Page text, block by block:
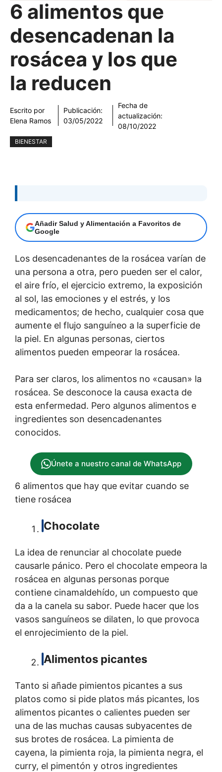
6 alimentos que
desencadenan la
rosácea y los que
la reducen
Escrito por
Elena Ramos
Publicación:
03/05/2022
Fecha de
actualización:
08/10/2022
BIENESTAR
Añadir Salud y Alimentación a Favoritos de
Google
Los desencadenantes de la rosácea varían de
una persona a otra, pero pueden ser el calor,
el aire frío, el ejercicio extremo, la exposición
al sol, las emociones y el estrés, y los
medicamentos; de hecho, cualquier cosa que
aumente el flujo sanguíneo a la superficie de
la piel. En algunas personas, ciertos
alimentos pueden empeorar la rosácea.
Para ser claros, los alimentos no «causan» la
rosácea. Se desconoce la causa exacta de
esta enfermedad. Pero algunos alimentos e
ingredientes son desencadenantes
conocidos.
Únete a nuestro canal de WhatsApp
6 alimentos que hay que evitar cuando se
tiene rosácea
Chocolate
La idea de renunciar al chocolate puede
causarle pánico. Pero el chocolate empeora la
rosácea en algunas personas porque
contiene cinamaldehído, un compuesto que
da a la canela su sabor. Puede hacer que los
vasos sanguíneos se dilaten, lo que provoca
el enrojecimiento de la piel.
Alimentos picantes
Tanto si añade pimientos picantes a sus
platos como si pide platos más picantes, los
alimentos picantes o calientes pueden ser
una de las muchas causas subyacentes de
sus brotes de rosácea. La pimienta de
cayena, la pimienta roja, la pimienta negra, el
curry, el pimentón y otros ingredientes